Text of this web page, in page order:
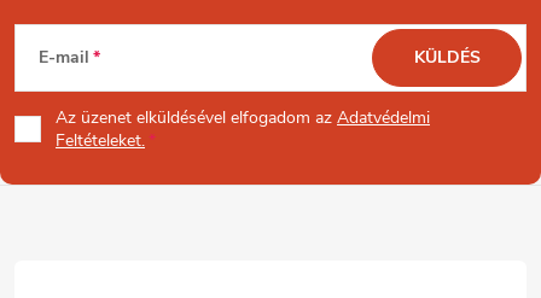
L
á
b
E-mail
Az üzenet elküldésével elfogadom az Adatvédelmi
Feltételeket.
KÜLDÉS